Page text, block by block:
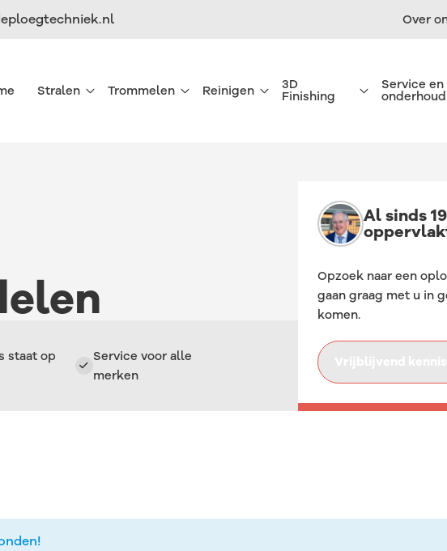
Over
Stralen Trommelen
Ontbramen en polijsten uitbesteden
Reinigen 3D
Finishing
Service en
onderhoud
staat op
Service voor alle
merken
Al sinds
Opzoek naar een
gaan graag met u in
komen.